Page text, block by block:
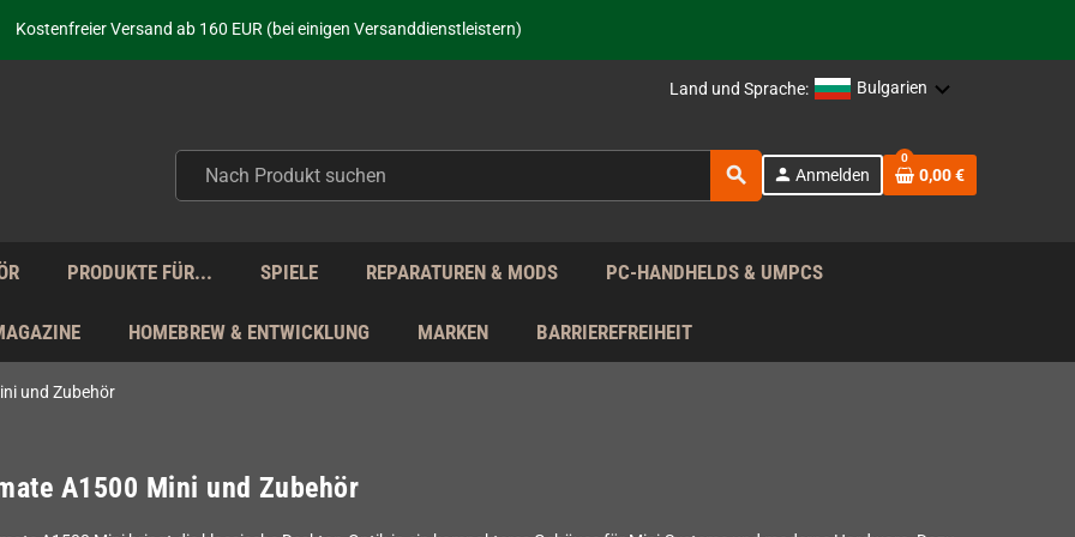
Kostenfreier Versand ab 160 EUR (bei einigen Versanddienstleistern)
Seit über 20 Jahren Deine Anlaufstelle für neue Retro-Hardware!
Täglicher Versand Mo - Fr aus Deutschland - zollfrei innerhalb der EU!
Land und Sprache: Bulgarien
search person Anmelden
0
0,00 €
PRODUKTE FÜR... SPIELE REPARATUREN & MODS PC-HANDHELDS & UMPCS
HOMEBREW & ENTWICKLUNG MARKEN BARRIEREFREIHEIT
und Zubehör
A1500 Mini und Zubehör